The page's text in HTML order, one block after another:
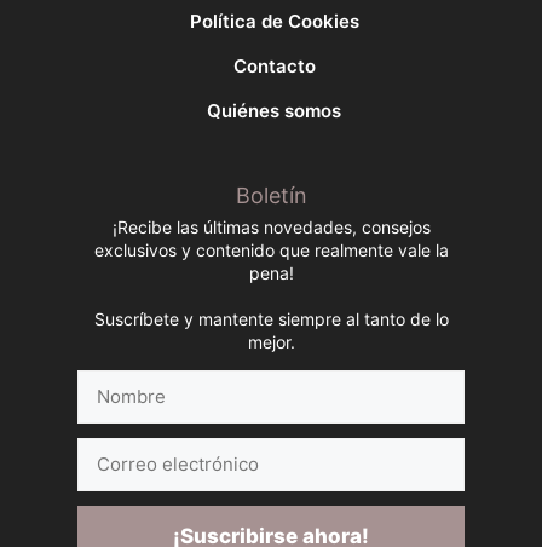
Política de Cookies
Contacto
Quiénes somos
Boletín
¡Recibe las últimas novedades, consejos
exclusivos y contenido que realmente vale la
pena!
Suscríbete y mantente siempre al tanto de lo
mejor.
electrónico
¡Suscribirse ahora!